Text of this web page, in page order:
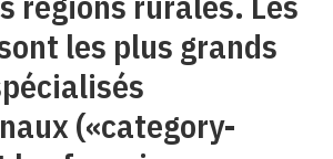
les plus grands
(«category-